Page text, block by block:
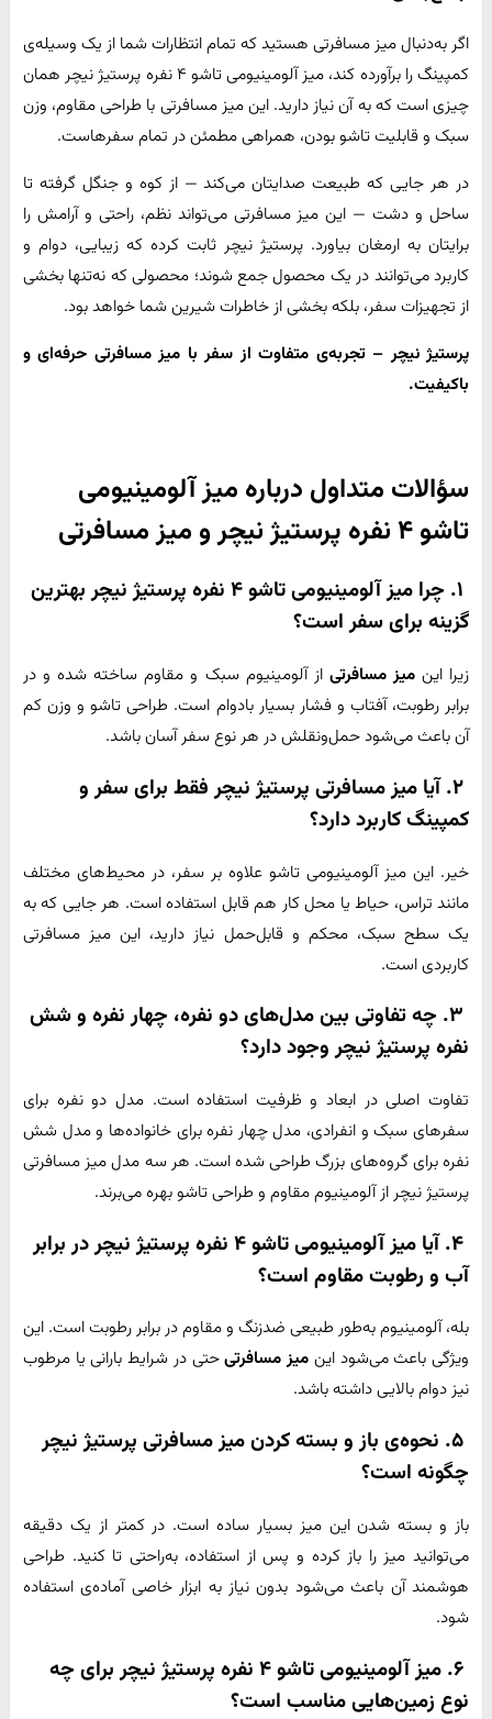
اگر به‌دنبال میز مسافرتی هستید که تمام انتظارات شما از یک وسیله‌ی
کمپینگ را برآورده کند، میز آلومینیومی تاشو ۴ نفره پرستیژ نیچر همان
چیزی است که به آن نیاز دارید. این میز مسافرتی با طراحی مقاوم، وزن
سبک و قابلیت تاشو بودن، همراهی مطمئن در تمام سفرهاست.
در هر جایی که طبیعت صدایتان می‌کند — از کوه و جنگل گرفته تا
ساحل و دشت — این میز مسافرتی می‌تواند نظم، راحتی و آرامش را
برایتان به ارمغان بیاورد. پرستیژ نیچر ثابت کرده که زیبایی، دوام و
کاربرد می‌توانند در یک محصول جمع شوند؛ محصولی که نه‌تنها بخشی
از تجهیزات سفر، بلکه بخشی از خاطرات شیرین شما خواهد بود.
پرستیژ نیچر – تجربه‌ی متفاوت از سفر با میز مسافرتی حرفه‌ای و
باکیفیت.
سؤالات متداول درباره میز آلومینیومی
تاشو ۴ نفره پرستیژ نیچر و میز مسافرتی
۱. چرا میز آلومینیومی تاشو ۴ نفره پرستیژ نیچر بهترین
گزینه برای سفر است؟
زیرا اینمیز مسافرتی از آلومینیوم سبک و مقاوم ساخته شده و در
برابر رطوبت، آفتاب و فشار بسیار بادوام است. طراحی تاشو و وزن کم
آن باعث می‌شود حمل‌ونقلش در هر نوع سفر آسان باشد.
۲. آیا میز مسافرتی پرستیژ نیچر فقط برای سفر و
کمپینگ کاربرد دارد؟
خیر. این میز آلومینیومی تاشو علاوه بر سفر، در محیط‌های مختلف
مانند تراس، حیاط یا محل کار هم قابل استفاده است. هر جایی که به
یک سطح سبک، محکم و قابل‌حمل نیاز دارید، این میز مسافرتی
کاربردی است.
۳. چه تفاوتی بین مدل‌های دو نفره، چهار نفره و شش
نفره پرستیژ نیچر وجود دارد؟
تفاوت اصلی در ابعاد و ظرفیت استفاده است. مدل دو نفره برای
سفرهای سبک و انفرادی، مدل چهار نفره برای خانواده‌ها و مدل شش
نفره برای گروه‌های بزرگ طراحی شده است. هر سه مدل میز مسافرتی
پرستیژ نیچر از آلومینیوم مقاوم و طراحی تاشو بهره می‌برند.
۴. آیا میز آلومینیومی تاشو ۴ نفره پرستیژ نیچر در برابر
آب و رطوبت مقاوم است؟
بله، آلومینیوم به‌طور طبیعی ضدزنگ و مقاوم در برابر رطوبت است. این
ویژگی باعث می‌شود این میز مسافرتیحتی در شرایط بارانی یا مرطوب
نیز دوام بالایی داشته باشد.
۵. نحوه‌ی باز و بسته کردن میز مسافرتی پرستیژ نیچر
چگونه است؟
باز و بسته شدن این میز بسیار ساده است. در کمتر از یک دقیقه
می‌توانید میز را باز کرده و پس از استفاده، به‌راحتی تا کنید. طراحی
هوشمند آن باعث می‌شود بدون نیاز به ابزار خاصی آماده‌ی استفاده
شود.
۶. میز آلومینیومی تاشو ۴ نفره پرستیژ نیچر برای چه
نوع زمین‌هایی مناسب است؟